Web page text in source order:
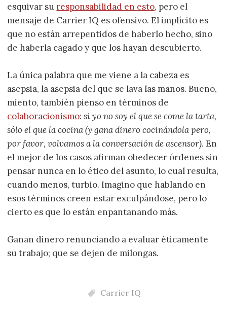
esquivar suresponsabilidad en esto, pero el
mensaje de Carrier IQ es ofensivo. El implícito es
que no están arrepentidos de haberlo hecho, sino
de haberla cagado y que los hayan descubierto.
La única palabra que me viene a la cabeza es
asepsia, la asepsia del que se lava las manos. Bueno,
miento, también pienso en términos de
colaboracionismo:si yo no soy el que se come la tarta,
sólo el que la cocina (y gana dinero cocinándola pero,
por favor, volvamos a la conversación de ascensor). En
el mejor de los casos afirman obedecer órdenes sin
pensar nunca en lo ético del asunto, lo cual resulta,
cuando menos, turbio. Imagino que hablando en
esos términos creen estar exculpándose, pero lo
cierto es que lo están enpantanando más.
Ganan dinero renunciando a evaluar éticamente
su trabajo; que se dejen de milongas.
Carrier IQ